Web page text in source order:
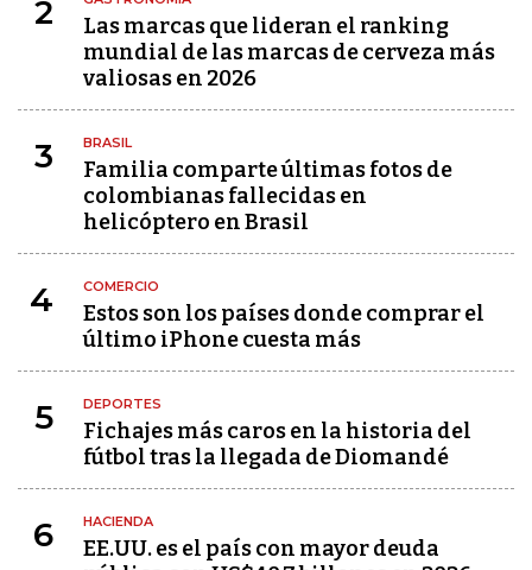
2
Las marcas que lideran el ranking
mundial de las marcas de cerveza más
valiosas en 2026
3 BRASIL
Familia comparte últimas fotos de
colombianas fallecidas en
helicóptero en Brasil
4 COMERCIO
Estos son los países donde comprar el
último iPhone cuesta más
5 DEPORTES
Fichajes más caros en la historia del
fútbol tras la llegada de Diomandé
6 HACIENDA
EE.UU. es el país con mayor deuda